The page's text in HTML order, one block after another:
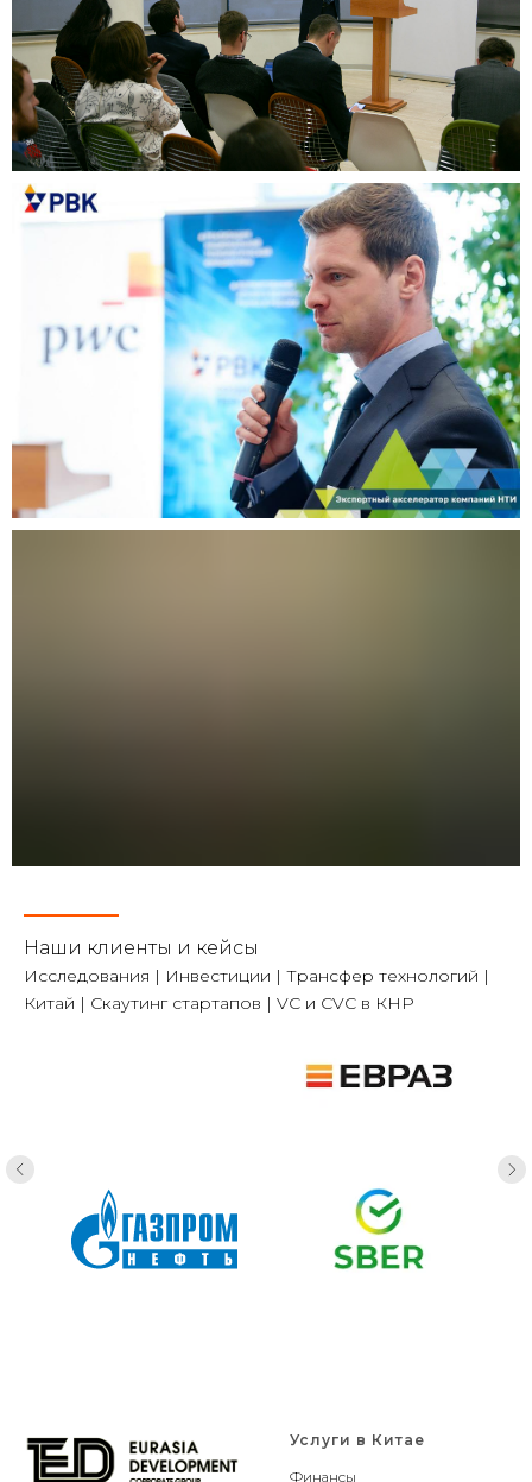
Наши клиенты и кейсы
Исследования | Инвестиции | Трансфер технологий |
Китай | Скаутинг стартапов | VC и CVC в КНР
Услуги в Китае
Финансы